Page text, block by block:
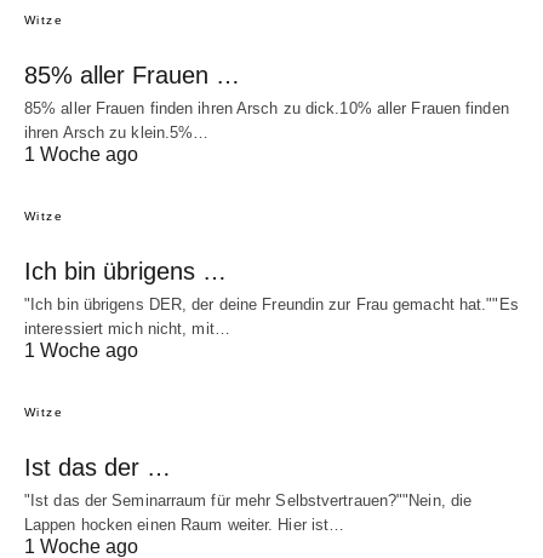
Witze
85% aller Frauen …
85% aller Frauen finden ihren Arsch zu dick.10% aller Frauen finden
ihren Arsch zu klein.5%…
1 Woche ago
Witze
Ich bin übrigens …
"Ich bin übrigens DER, der deine Freundin zur Frau gemacht hat.""Es
interessiert mich nicht, mit…
1 Woche ago
Witze
Ist das der …
"Ist das der Seminarraum für mehr Selbstvertrauen?""Nein, die
Lappen hocken einen Raum weiter. Hier ist…
1 Woche ago